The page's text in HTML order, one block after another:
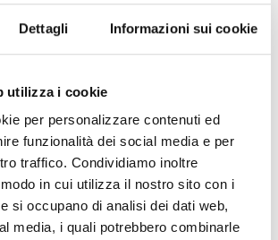
Dettagli Informazioni sui cookie
utilizza i cookie
per personalizzare contenuti ed
funzionalità dei social media e per
traffico. Condividiamo inoltre
in cui utilizza il nostro sito con i
si occupano di analisi dei dati web,
media, i quali potrebbero combinarle